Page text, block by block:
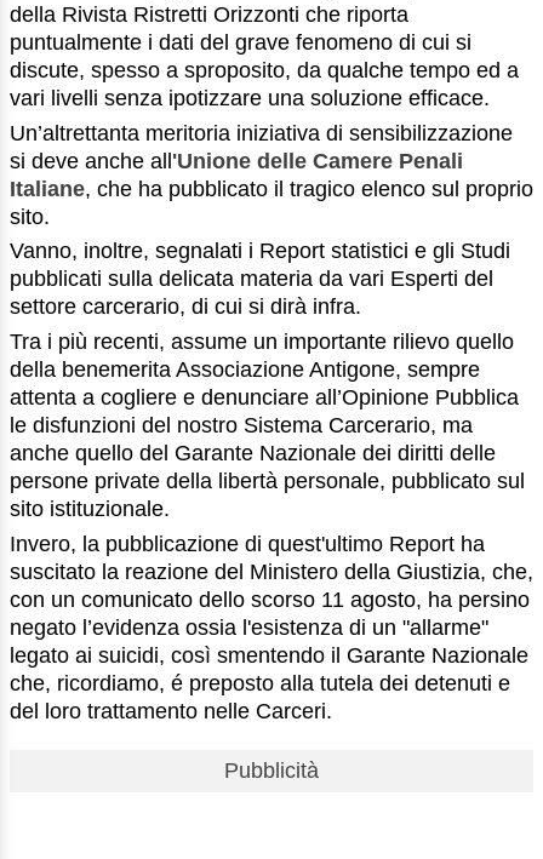
della Rivista Ristretti Orizzonti che riporta
puntualmente i dati del grave fenomeno di cui si
discute, spesso a sproposito, da qualche tempo ed a
vari livelli senza ipotizzare una soluzione efficace.
Un’altrettanta meritoria iniziativa di sensibilizzazione
si deve anche all'Unione delle Camere Penali
Italiane, che ha pubblicato il tragico elenco sul proprio
sito.
Vanno, inoltre, segnalati i Report statistici e gli Studi
pubblicati sulla delicata materia da vari Esperti del
settore carcerario, di cui si dirà infra.
Tra i più recenti, assume un importante rilievo quello
della benemerita Associazione Antigone, sempre
attenta a cogliere e denunciare all’Opinione Pubblica
le disfunzioni del nostro Sistema Carcerario, ma
anche quello del Garante Nazionale dei diritti delle
persone private della libertà personale, pubblicato sul
sito istituzionale.
Invero, la pubblicazione di quest'ultimo Report ha
suscitato la reazione del Ministero della Giustizia, che,
con un comunicato dello scorso 11 agosto, ha persino
negato l’evidenza ossia l'esistenza di un "allarme"
legato ai suicidi, così smentendo il Garante Nazionale
che, ricordiamo, é preposto alla tutela dei detenuti e
del loro trattamento nelle Carceri.
Pubblicità